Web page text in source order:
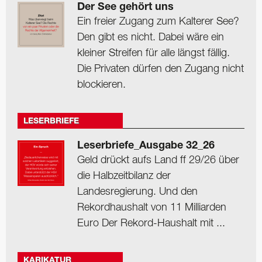
Der See gehört uns
Ein freier Zugang zum Kalterer See?
Den gibt es nicht. Dabei wäre ein
kleiner Streifen für alle längst fällig.
Die Privaten dürfen den Zugang nicht
blockieren.
LESERBRIEFE
Leserbriefe_Ausgabe 32_26
Geld drückt aufs Land ff 29/26 über
die Halbzeitbilanz der
Landesregierung. Und den
Rekordhaushalt von 11 Milliarden
Euro Der Rekord-Haushalt mit ...